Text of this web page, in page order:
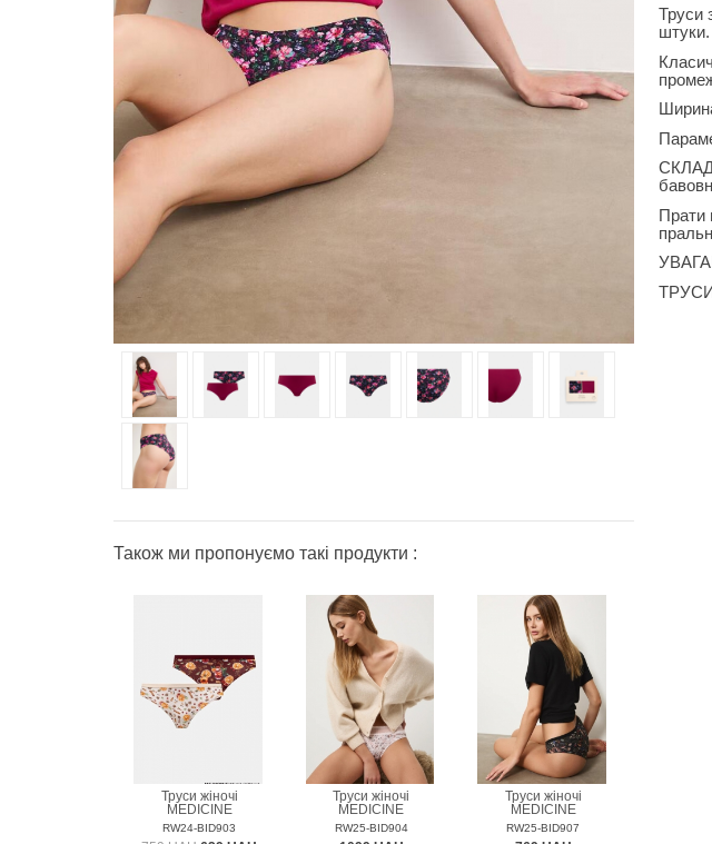
Також ми пропонуємо такі продукти :
Труси жіночі
MEDICINE
RW24-BID903
Труси жіночі
MEDICINE
RW25-BID904
Труси жіночі
MEDICINE
RW25-BID907
Труси
штуки.
СКЛАД:
Прати